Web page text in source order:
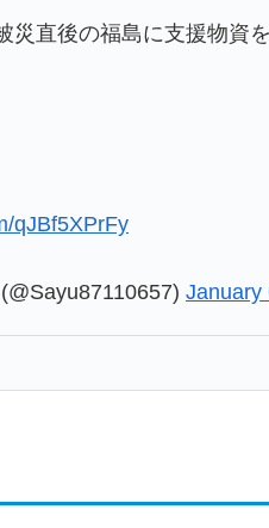
直後の福島に支援物資
qJBf5XPrFy
January